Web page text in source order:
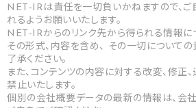
NET-IRは責任を一切負いかねますので、
れるようお願いいたします。
NET-IRからのリンク先から得られる情報に
その形式、内容を含め、 その一切について
了承ください。
また、コンテンツの内容に対する改変、修正
禁止いたします。
個別の会社概要データの最新の情報は、会